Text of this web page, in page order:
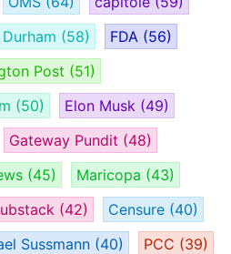
(58) FDA (56)
Post (51)
(50) Elon Musk (49)
Gateway Pundit (48)
(45) Maricopa (43)
(42) Censure (40)
Sussmann (40) PCC (39)